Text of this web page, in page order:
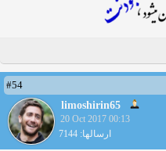
#54
limoshirin65
20 Oct 2017 00:13
ارسالها: 7144